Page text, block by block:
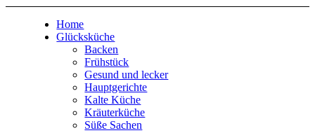
Home
Glücksküche
Backen
Frühstück
Gesund und lecker
Hauptgerichte
Kalte Küche
Kräuterküche
Süße Sachen